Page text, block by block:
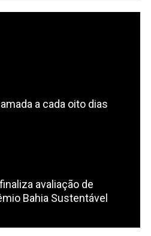
a cada oito dias
avaliação de
Bahia Sustentável